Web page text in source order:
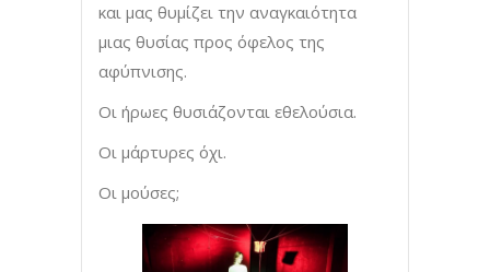
και μας θυμίζει την αναγκαιότητα
μιας θυσίας προς όφελος της
αφύπνισης.
Οι ήρωες θυσιάζονται εθελούσια.
Οι μάρτυρες όχι.
Οι μούσες;